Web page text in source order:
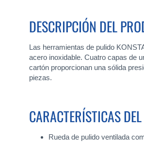
DESCRIPCIÓN DEL
Las herramientas de pulido
acero inoxidable. Cuatro capas de
cartón proporcionan una sólida
piezas.
CARACTERÍSTICAS
Rueda de pulido ventilada